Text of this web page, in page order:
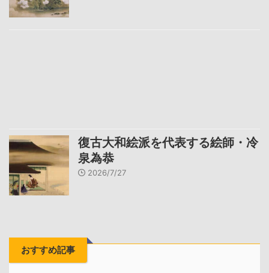
復古大和絵派を代表する絵師・冷
泉為恭
2026/7/27
おすすめ記事